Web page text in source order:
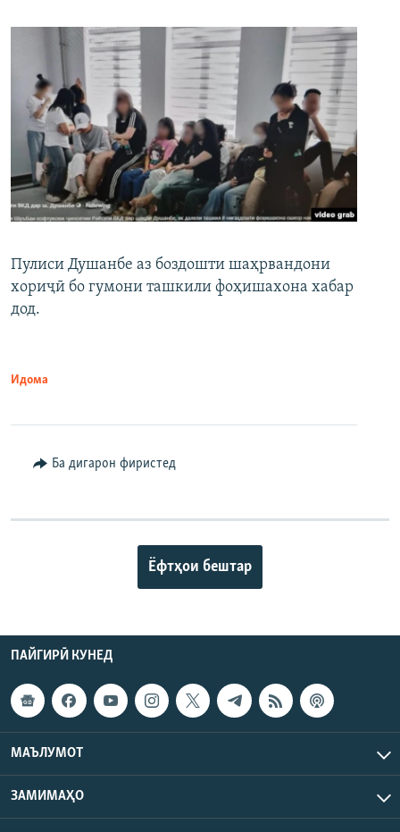
Пулиси Душанбе аз боздошти шаҳрвандони
хориҷӣ бо гумони ташкили фоҳишахона хабар
дод.
Идома
Ба дигарон фиристед
Ёфтҳои бештар
ПАЙГИРӢ КУНЕД
МАЪЛУМОТ
ЗАМИМАҲО